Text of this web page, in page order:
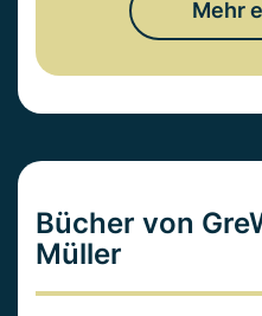
Mehr
Bücher von
Müller